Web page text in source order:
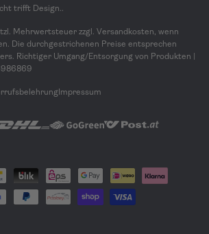
trifft Design..
Mehrwertsteuer zzgl. Versandkosten, wenn
Die durchgestrichenen Preise entsprechen
Richtiger Umgang/Entsorgung von Produkten |
Impressum